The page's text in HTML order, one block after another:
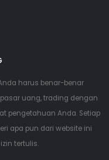
harus benar-benar
uang, trading dengan
pengetahuan Anda. Setiap
apa pun dari website ini
tertulis.